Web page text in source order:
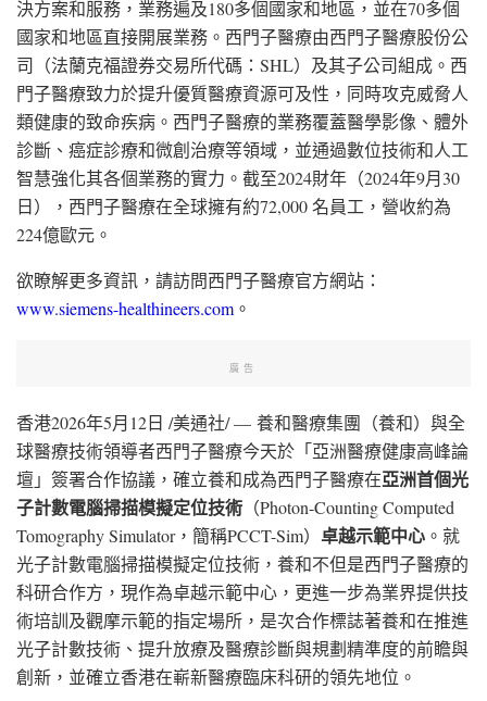
決方案和服務，業務遍及180多個國家和地區，並在70多個
國家和地區直接開展業務。西門子醫療由西門子醫療股份公
司（法蘭克福證券交易所代碼：SHL）及其子公司組成。西
門子醫療致力於提升優質醫療資源可及性，同時攻克威脅人
類健康的致命疾病。西門子醫療的業務覆蓋醫學影像、體外
診斷、癌症診療和微創治療等領域，並通過數位技術和人工
智慧強化其各個業務的實力。截至2024財年（2024年9月30
日），西門子醫療在全球擁有約72,000 名員工，營收約為
224億歐元。
欲瞭解更多資訊，請訪問西門子醫療官方網站：
www.siemens-healthineers.com 。
廣告
香港2026年5月12日 /美通社/ — 養和醫療集團（養和）與全
球醫療技術領導者西門子醫療今天於「亞洲醫療健康高峰論
壇」簽署合作協議，確立養和成為西門子醫療在亞洲首個光
子計數電腦掃描模擬定位技術 （Photon-Counting Computed
Tomography Simulator，簡稱PCCT-Sim） 卓越示範中心 。就
光子計數電腦掃描模擬定位技術，養和不但是西門子醫療的
科研合作方，現作為卓越示範中心，更進一步為業界提供技
術培訓及觀摩示範的指定場所，是次合作標誌著養和在推進
光子計數技術、提升放療及醫療診斷與規劃精準度的前瞻與
創新，並確立香港在嶄新醫療臨床科研的領先地位。